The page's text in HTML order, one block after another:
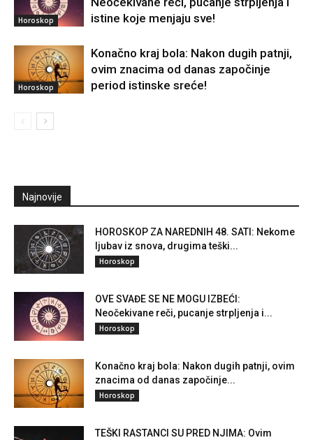
Horoskop
istine koje menjaju sve!
Horoskop
Konačno kraj bola: Nakon dugih patnji,
ovim znacima od danas započinje
period istinske sreće!
Najnovije
HOROSKOP ZA NAREDNIH 48. SATI: Nekome
ljubav iz snova, drugima teški...
Horoskop
OVE SVAĐE SE NE MOGU IZBEĆI:
Neočekivane reči, pucanje strpljenja i...
Horoskop
Konačno kraj bola: Nakon dugih patnji, ovim
znacima od danas započinje...
Horoskop
TEŠKI RASTANCI SU PRED NJIMA: Ovim